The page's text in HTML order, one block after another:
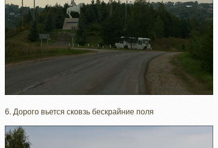
6. Дорого вьется сковзь бескрайние поля